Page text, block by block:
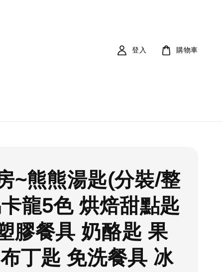
登入 購物車
~熊熊湯匙(分裝/整
龍5色 烘焙甜點匙
膠餐具 奶酪匙 果
丁匙 免洗餐具 冰